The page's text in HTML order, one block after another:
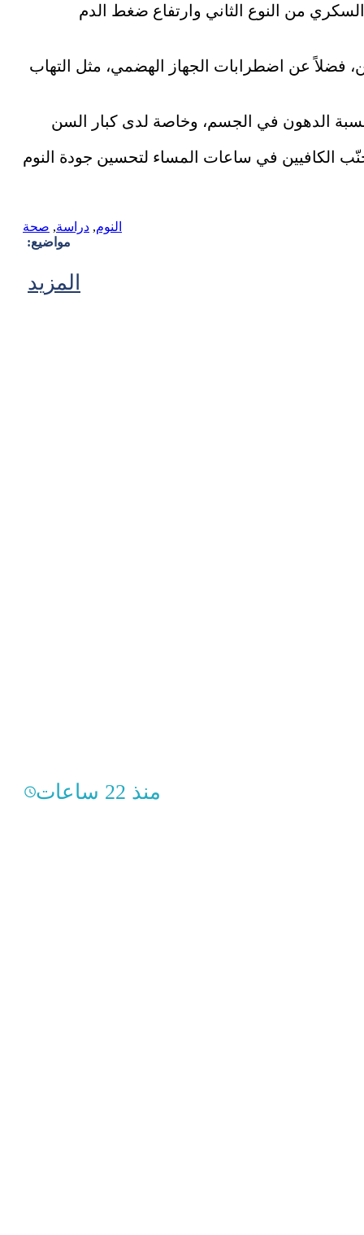
من النوع الثاني وارتفاع ضغط الدم
فضلاً عن اضطرابات الجهاز الهضمي، مثل التهاب
النوم, دراسة, صحة
مواضيع:
المزيد
منذ 22 ساعات